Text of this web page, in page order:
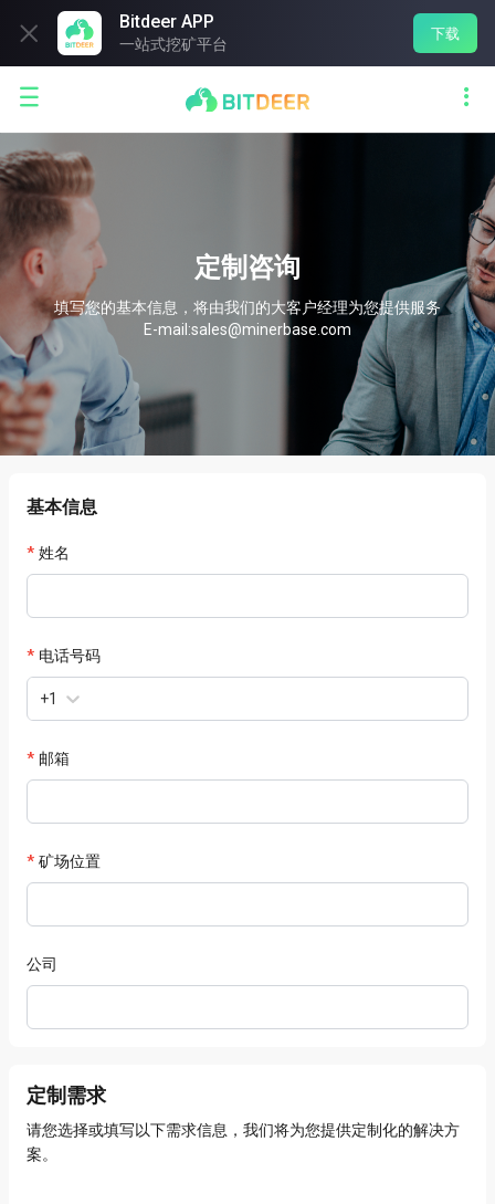

Bitdeer APP
一站式挖矿平台
下载
 
定制咨询
填写您的基本信息，将由我们的大客户经理为您提供服务
E-mail:sales@minerbase.com
基本信息
姓名
+1
电话号码
邮箱
矿场位置
公司
定制需求
请您选择或填写以下需求信息，我们将为您提供定制化的解决方
案。